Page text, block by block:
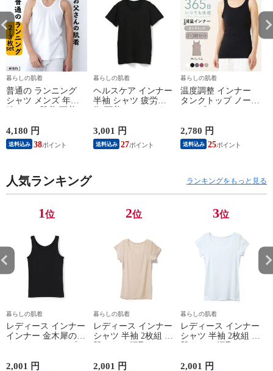
暮らしの肌着
普通の ランニング
シャツ メンズ 年間
綿100 % 肌着 下着 U
ンクトップ ノースリ
ーブ インナー 紳士
男性 シニア 抗菌 防
4,180 円
送料込み 38
暮らしの肌着
ヘルスケア インナー
半袖 シャツ 疲労回
復 下着 インナーウ
外線 疲労軽減 ボデ
ィケア 健康 プレゼ
ント ギフト ヘルス
3,001 円
送料込み 27
暮らしの肌着
温度調整 インナー
タンクトップ ノース
リーブ レディース
オフホワイト/ブラウ
ン/ブラック/チャコ
ールグレー/ピンク
2,780 円
送料込み 25
人気ランキング ランキングをもっと見る
1位
暮らしの肌着
レディース インナー
インナー 金木犀のめ
っとり 保湿 ストレ
2,001 円
2位
暮らしの肌着
レディース インナー
シャツ 半袖 2枚組 素
り インナーシャツ
2,001 円
3位
暮らしの肌着
レディース インナー
シャツ 半袖 2枚組 素
り インナーシャツ
2,001 円